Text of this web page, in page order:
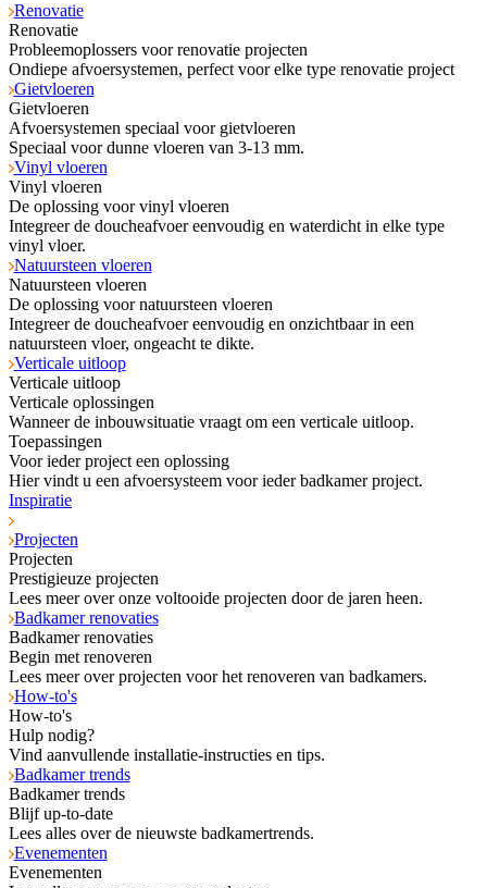
Renovatie
Renovatie
Probleemoplossers voor renovatie projecten
Ondiepe afvoersystemen, perfect voor elke type renovatie project
Gietvloeren
Gietvloeren
Afvoersystemen speciaal voor gietvloeren
Speciaal voor dunne vloeren van 3-13 mm.
Vinyl vloeren
Vinyl vloeren
De oplossing voor vinyl vloeren
Integreer de doucheafvoer eenvoudig en waterdicht in elke type
vinyl vloer.
Natuursteen vloeren
Natuursteen vloeren
De oplossing voor natuursteen vloeren
Integreer de doucheafvoer eenvoudig en onzichtbaar in een
natuursteen vloer, ongeacht te dikte.
Verticale uitloop
Verticale uitloop
Verticale oplossingen
Wanneer de inbouwsituatie vraagt om een verticale uitloop.
Toepassingen
Voor ieder project een oplossing
Hier vindt u een afvoersysteem voor ieder badkamer project.
Inspiratie
Projecten
Projecten
Prestigieuze projecten
Lees meer over onze voltooide projecten door de jaren heen.
Badkamer renovaties
Badkamer renovaties
Begin met renoveren
Lees meer over projecten voor het renoveren van badkamers.
How-to's
How-to's
Hulp nodig?
Vind aanvullende installatie-instructies en tips.
Badkamer trends
Badkamer trends
Blijf up-to-date
Lees alles over de nieuwste badkamertrends.
Evenementen
Evenementen